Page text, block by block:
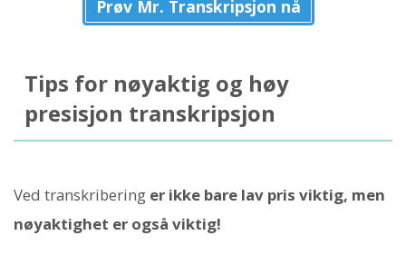
Prøv Mr. Transkripsjon nå
Tips for nøyaktig og høy
presisjon transkripsjon
Ved transkribering er ikke bare lav pris viktig, men
nøyaktighet er også viktig!